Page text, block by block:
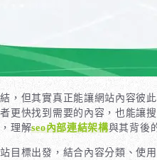
但其實真正能讓網站內容彼
快找到需要的內容，也能讓
理解seo內部連結架構與其背後
目標出發，結合內容分類、使